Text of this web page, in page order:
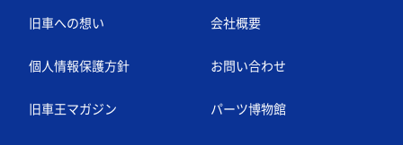
旧車への想い 会社概要
個人情報保護方針 お問い合わせ
旧車王マガジン パーツ博物館